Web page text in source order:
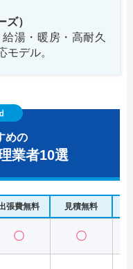
）
湯・暖房・高耐久
モデル。
めの
業者10選
張費無料 見積無料
〇 〇